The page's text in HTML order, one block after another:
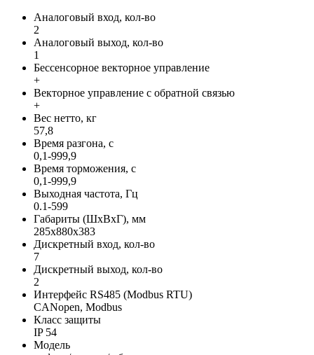
Аналоговый вход, кол-во
2
Аналоговый выход, кол-во
1
Бессенсорное векторное управление
+
Векторное управление с обратной связью
+
Вес нетто, кг
57,8
Время разгона, с
0,1-999,9
Время торможения, с
0,1-999,9
Выходная частота, Гц
0.1-599
Габариты (ШхВхГ), мм
285х880х383
Дискретный вход, кол-во
7
Дискретный выход, кол-во
2
Интерфейс RS485 (Modbus RTU)
CANopen, Modbus
Класс защиты
IP 54
Модель